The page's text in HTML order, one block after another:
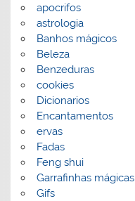
apocrifos
astrologia
Banhos mágicos
Beleza
Benzeduras
cookies
Dicionarios
Encantamentos
ervas
Fadas
Feng shui
Garrafinhas mágicas
Gifs